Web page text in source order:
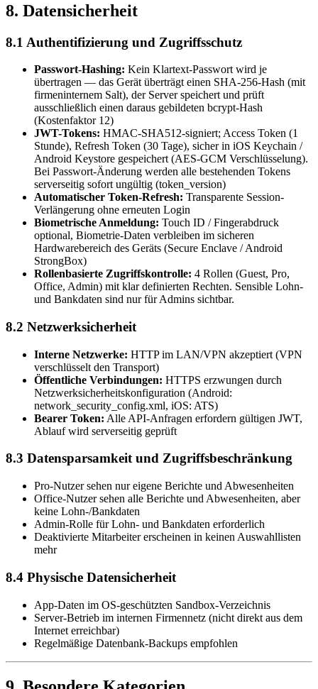
8. Datensicherheit
8.1 Authentifizierung und Zugriffsschutz
Passwort-Hashing: Kein Klartext-Passwort wird je
übertragen — das Gerät überträgt einen SHA-256-Hash (mit
firmeninternem Salt), der Server speichert und prüft
ausschließlich einen daraus gebildeten bcrypt-Hash
(Kostenfaktor 12)
JWT-Tokens: HMAC-SHA512-signiert; Access Token (1
Stunde), Refresh Token (30 Tage), sicher in iOS Keychain /
Android Keystore gespeichert (AES-GCM Verschlüsselung).
Bei Passwort-Änderung werden alle bestehenden Tokens
serverseitig sofort ungültig (token_version)
Automatischer Token-Refresh: Transparente Session-
Verlängerung ohne erneuten Login
Biometrische Anmeldung: Touch ID / Fingerabdruck
optional, Biometrie-Daten verbleiben im sicheren
Hardwarebereich des Geräts (Secure Enclave / Android
StrongBox)
Rollenbasierte Zugriffskontrolle: 4 Rollen (Guest, Pro,
Office, Admin) mit klar definierten Rechten. Sensible Lohn-
und Bankdaten sind nur für Admins sichtbar.
8.2 Netzwerksicherheit
Interne Netzwerke: HTTP im LAN/VPN akzeptiert (VPN
verschlüsselt den Transport)
Öffentliche Verbindungen: HTTPS erzwungen durch
Netzwerksicherheitskonfiguration (Android:
network_security_config.xml, iOS: ATS)
Bearer Token: Alle API-Anfragen erfordern gültigen JWT,
Ablauf wird serverseitig geprüft
8.3 Datensparsamkeit und Zugriffsbeschränkung
Pro-Nutzer sehen nur eigene Berichte und Abwesenheiten
Office-Nutzer sehen alle Berichte und Abwesenheiten, aber
keine Lohn-/Bankdaten
Admin-Rolle für Lohn- und Bankdaten erforderlich
Deaktivierte Mitarbeiter erscheinen in keinen Auswahllisten
mehr
8.4 Physische Datensicherheit
App-Daten im OS-geschützten Sandbox-Verzeichnis
Server-Betrieb im internen Firmennetz (nicht direkt aus dem
Internet erreichbar)
Regelmäßige Datenbank-Backups empfohlen